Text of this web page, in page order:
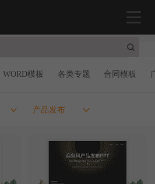
WORD模板 各类专题 合同模板
产品发布